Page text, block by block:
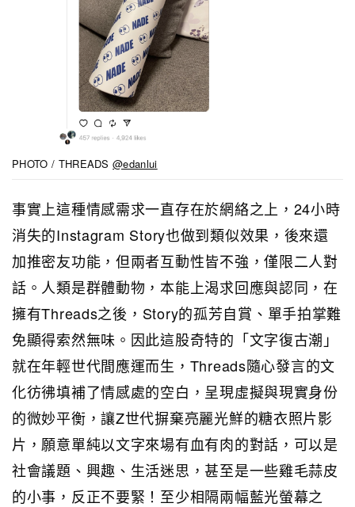
PHOTO / THREADS@edanlui
事實上這種情感需求一直存在於網絡之上，24小時
消失的Instagram Story也做到類似效果，後來還
加推密友功能，但兩者互動性皆不強，僅限二人對
話。人類是群體動物，本能上渴求回應與認同，在
擁有Threads之後，Story的孤芳自賞、單手拍掌難
免顯得索然無味。因此這股奇特的「文字復古潮」
就在年輕世代間應運而生，Threads隨心發言的文
化彷彿填補了情感處的空白，呈現虛擬與現實身份
的微妙平衡，讓Z世代摒棄亮麗光鮮的糖衣照片影
片，願意單純以文字來場有血有肉的對話，可以是
社會議題、興趣、生活迷思，甚至是一些雞毛蒜皮
的小事，反正不要緊！至少相隔兩幅藍光螢幕之